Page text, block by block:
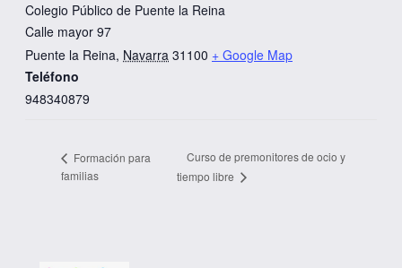
Colegio Público de Puente la Reina
Calle mayor 97
Puente la Reina, Navarra 31100 + Google Map
Teléfono
948340879
Formación para
familias
Curso de premonitores de ocio y
tiempo libre